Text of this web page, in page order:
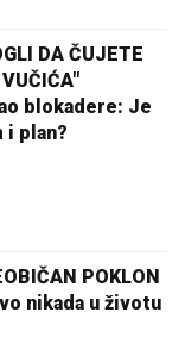
DA ČUJETE
blokadere: Je
i plan?
POKLON
nikada u životu